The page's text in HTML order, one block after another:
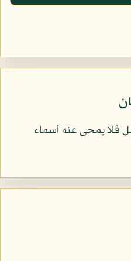
فلا يمحى عنه أسماء